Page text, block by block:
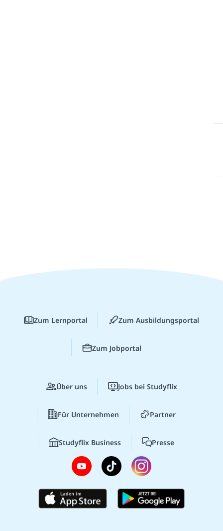
Zum Lernportal Zum Ausbildungsportal
Zum Jobportal
Über uns Jobs bei Studyflix
Für Unternehmen Partner
Studyflix Business Presse